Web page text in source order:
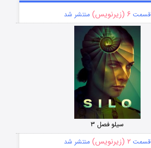
قسمت ۶ (زیرنویس) منتشر شد
سیلو فصل ۳
قسمت ۲ (زیرنویس) منتشر شد